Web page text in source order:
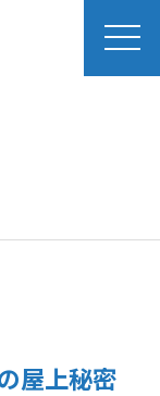
屋上秘密